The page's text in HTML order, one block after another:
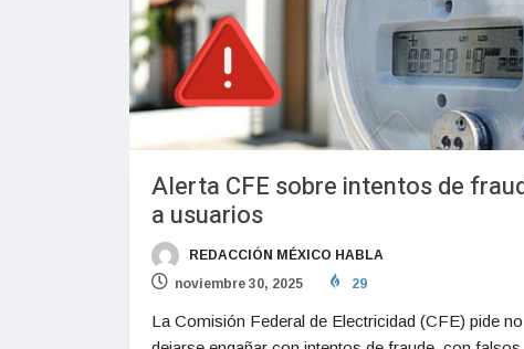
Alerta CFE sobre intentos de
a usuarios
REDACCIÓN MÉXICO HABLA
noviembre 30, 2025
29
La Comisión Federal de Electricidad (CFE) pide no